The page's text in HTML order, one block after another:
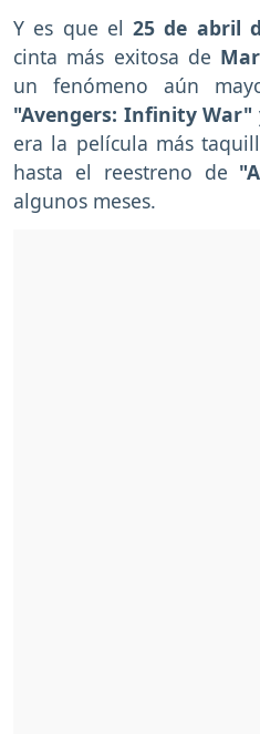
Y es que el 25 de abril
cinta más exitosa de
un fenómeno aún
"Avengers: Infinity War"
era la película más
hasta el reestreno de
algunos meses.